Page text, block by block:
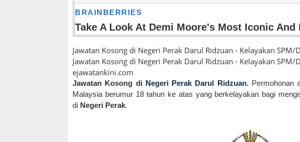
Jawatan Kosong di Negeri Perak Darul Ridzuan - Kelayakan
Jawatan Kosong di Negeri Perak Darul Ridzuan - Kelayakan
ejawatankini.com
Jawatan Kosong di Negeri Perak Darul Ridzuan. Permohonan
Malaysia berumur 18 tahun ke atas yang berkelayakan bagi
di Negeri Perak.